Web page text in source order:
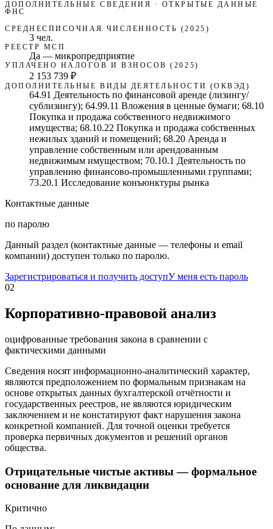
ДОПОЛНИТЕЛЬНЫЕ СВЕДЕНИЯ · ОТКРЫТЫЕ ДАННЫЕ
ФНС
СРЕДНЕСПИСОЧНАЯ ЧИСЛЕННОСТЬ (2025)
3 чел.
РЕЕСТР МСП
Да — микропредприятие
УПЛАЧЕНО НАЛОГОВ И ВЗНОСОВ (2025)
2 153 739 ₽
ДОПОЛНИТЕЛЬНЫЕ ВИДЫ ДЕЯТЕЛЬНОСТИ (ОКВЭД)
64.91 Деятельность по финансовой аренде (лизингу/
сублизингу); 64.99.11 Вложения в ценные бумаги; 68.10
Покупка и продажа собственного недвижимого
имущества; 68.10.22 Покупка и продажа собственных
нежилых зданий и помещений; 68.20 Аренда и
управление собственным или арендованным
недвижимым имуществом; 70.10.1 Деятельность по
управлению финансово-промышленными группами;
73.20.1 Исследование конъюнктуры рынка
Контактные данные
по паролю
Данный раздел (контактные данные — телефоны и email
компании) доступен только по паролю.
Зарегистрироваться и получить доступУ меня есть пароль
02
Корпоративно-правовой анализ
оцифрованные требования закона в сравнении с
фактическими данными
Сведения носят информационно-аналитический характер,
являются предположением по формальным признакам на
основе открытых данных бухгалтерской отчётности и
государственных реестров, не являются юридическим
заключением и не констатируют факт нарушения закона
конкретной компанией. Для точной оценки требуется
проверка первичных документов и решений органов
общества.
Отрицательные чистые активы — формальное
основание для ликвидации
Критично